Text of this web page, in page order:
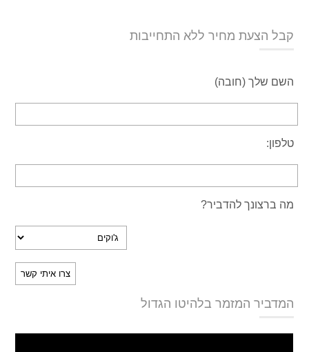
קבל הצעת מחיר ללא התחייבות
השם שלך (חובה)
טלפון:
מה ברצונך להדביר?
המדביר המזמר בלהיטו הגדול